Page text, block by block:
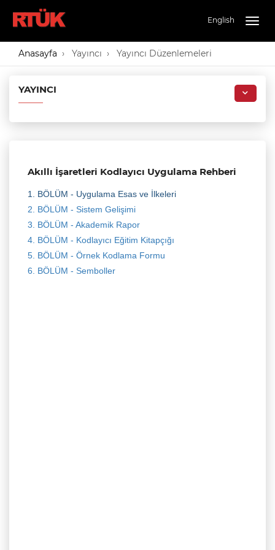
English
Anasayfa Yayıncı Yayıncı Düzenlemeleri
YAYINCI
Akıllı İşaretleri Kodlayıcı Uygulama Rehberi
1. BÖLÜM - Uygulama Esas ve İlkeleri
2. BÖLÜM - Sistem Gelişimi
3. BÖLÜM - Akademik Rapor
4. BÖLÜM - Kodlayıcı Eğitim Kitapçığı
5. BÖLÜM - Örnek Kodlama Formu
6. BÖLÜM - Semboller